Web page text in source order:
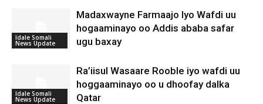
Idale Somali
News Update
Madaxwayne Farmaajo Iyo Wafdi uu
hogaaminayo oo Addis ababa safar
ugu baxay
Idale Somali
News Update
Ra’iisul Wasaare Rooble iyo wafdi uu
hoggaaminayo oo u dhoofay dalka
Qatar